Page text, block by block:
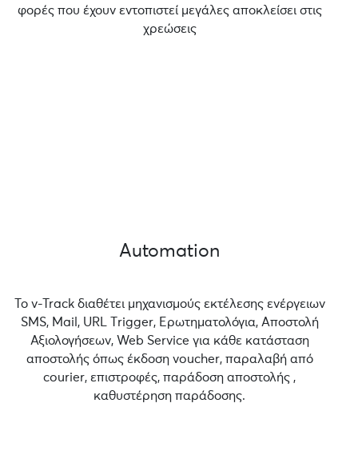
φορές που έχουν εντοπιστεί μεγάλες αποκλείσει στις
χρεώσεις
Automation
Το v-Track διαθέτει μηχανισμούς εκτέλεσης ενέργειων
SMS, Mail, URL Τrigger, Ερωτηματολόγια, Αποστολή
Αξιολογήσεων, Web Service για κάθε κατάσταση
αποστολής όπως έκδοση voucher, παραλαβή από
courier, επιστροφές, παράδοση αποστολής ,
καθυστέρηση παράδοσης.